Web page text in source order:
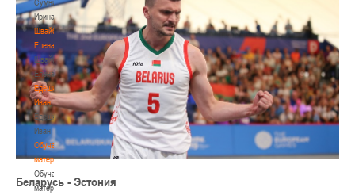
Сумникова
Ирина
Швайбович
Елена
Швайбович
Елена
Едешко
Иван
Едешко
Иван
Обучающие
материалы
Обучающие
материалы
Беларусь - Эстония